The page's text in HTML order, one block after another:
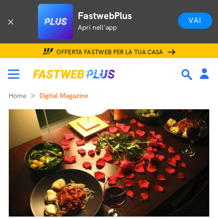
FastwebPlus
Apri nell'app
VAI
OFFERTA FASTWEB PER LA TUA CASA
Home Digital Magazine